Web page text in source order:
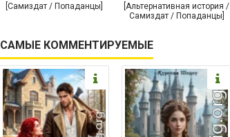
[Самиздат / Попаданцы]
[Альтернативная история /
Самиздат / Попаданцы]
САМЫЕ КОММЕНТИРУЕМЫЕ